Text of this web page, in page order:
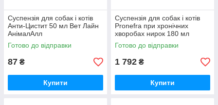
Суспензія для собак і котів
Анти-Цистит 50 мл Вет Лайн
АнімалАлл
Готово до відправки
87 ₴
Купити
Суспензія для собак і котів
Pronefra при хронічних
хворобах нирок 180 мл
Virbac
Готово до відправки
1 792 ₴
Купити